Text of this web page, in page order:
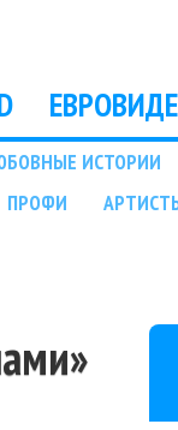
ИСТОРИИ
ПРОФИ